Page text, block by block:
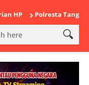
Polresta Tangerang